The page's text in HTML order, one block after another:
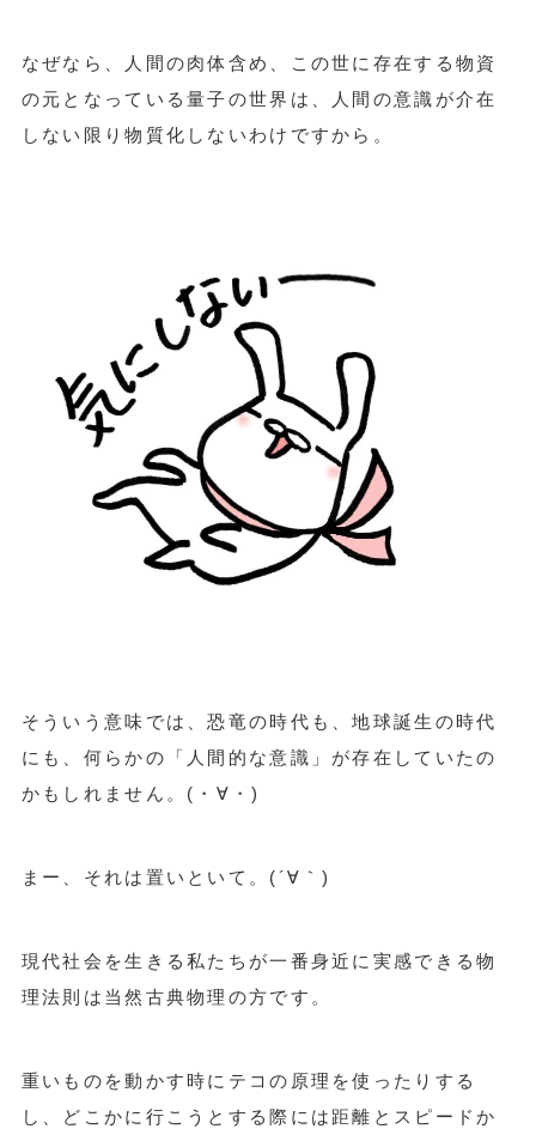
なぜなら、人間の肉体含め、この世に存在する物資
の元となっている量子の世界は、人間の意識が介在
しない限り物質化しないわけですから。
そういう意味では、恐竜の時代も、地球誕生の時代
にも、何らかの「人間的な意識」が存在していたの
かもしれません。(・∀・)
まー、それは置いといて。(´∀｀)
現代社会を生きる私たちが一番身近に実感できる物
理法則は当然古典物理の方です。
重いものを動かす時にテコの原理を使ったりする
し、どこかに行こうとする際には距離とスピードか